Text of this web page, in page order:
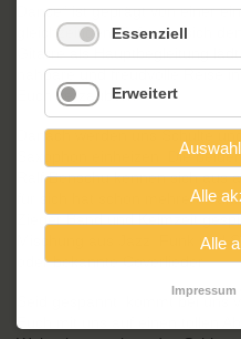
Dance“ ist geprägt von einer
gleichzeitigen Tiefe, die sich
Gitarre als Hauptbegleitung
nahbare und freudvolle Reise
Euch verzaubern.
Danach werden uns Schulte
Saxophon einheizen. Die
Ralf Benschu kennen sich aus
für sich hat schon mehrere
Zieger Band und Keimzeit
Mischung aus Jazz, Funk und
oder bekannte Coverlieder.
Seid gespannt, kommt bei uns
Euch mit uns auf einen tollen
Essenziell
Erweitert
Alle
Alle
Impressum